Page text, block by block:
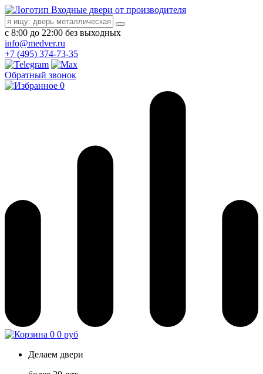
Входные двери от производителя
с 8:00 до 22:00 без выходных
info@medver.ru
+7 (495) 374-73-35
Обратный звонок
0
0 0 руб
Делаем двери